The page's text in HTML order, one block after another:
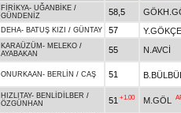
FİRİKYA- UĞANBİKE /
GÜNDENİZ
58,5
DEHA- BATUŞ KIZI / GÜNTAY 57 Y.GÖKÇE
KARAÜZÜM - MELEKO /
AYABAKAN
55 N.AVCİ
ONURKAAN - BERLİN / CAŞ 51
HIZLITAY- BENLİDİLBER /
ÖZGÜNHAN
51 +1.00 M.GÖL